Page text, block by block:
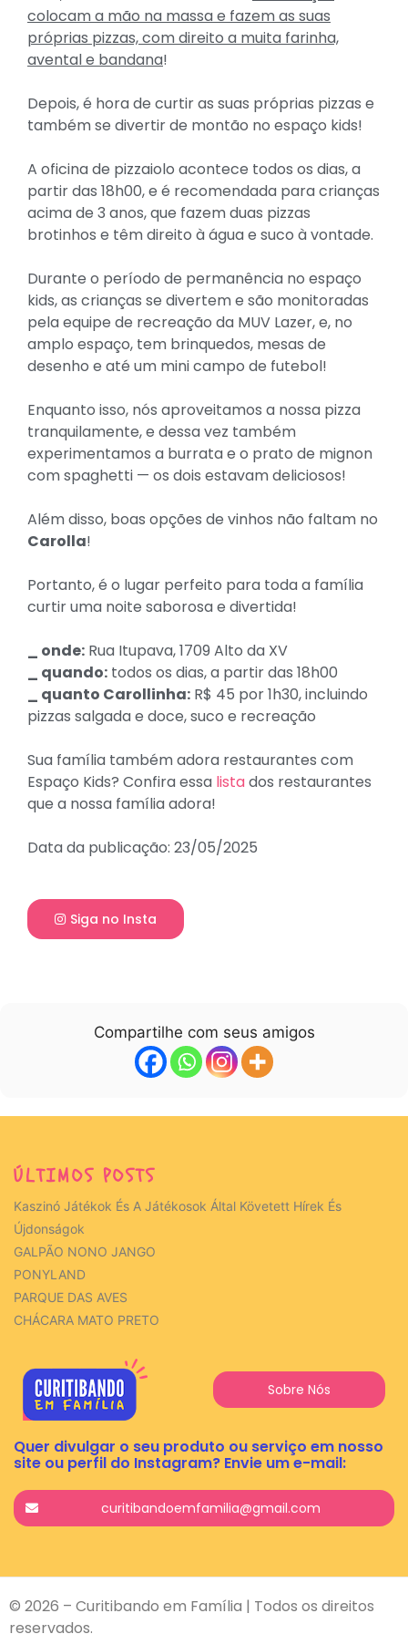
colocam a mão na massa e fazem as suas
próprias pizzas, com direito a muita farinha,
avental e bandana!
Depois, é hora de curtir as suas próprias pizzas e
também se divertir de montão no espaço kids!
A oficina de pizzaiolo acontece todos os dias, a
partir das 18h00, e é recomendada para crianças
acima de 3 anos, que fazem duas pizzas
brotinhos e têm direito à água e suco à vontade.
Durante o período de permanência no espaço
kids, as crianças se divertem e são monitoradas
pela equipe de recreação da MUV Lazer, e, no
amplo espaço, tem brinquedos, mesas de
desenho e até um mini campo de futebol!
Enquanto isso, nós aproveitamos a nossa pizza
tranquilamente, e dessa vez também
experimentamos a burrata e o prato de mignon
com spaghetti — os dois estavam deliciosos!
Além disso, boas opções de vinhos não faltam no
Carolla!
Portanto, é o lugar perfeito para toda a família
curtir uma noite saborosa e divertida!
_ onde: Rua Itupava, 1709 Alto da XV
_ quando: todos os dias, a partir das 18h00
_ quanto Carollinha: R$ 45 por 1h30, incluindo
pizzas salgada e doce, suco e recreação
Sua família também adora restaurantes com
Espaço Kids? Confira essa listados restaurantes
que a nossa família adora!
Data da publicação: 23/05/2025
Siga no Insta
Compartilhe com seus amigos
ÚLTIMOS POSTS
Kaszinó Játékok És A Játékosok Által Követett Hírek És
Újdonságok
GALPÃO NONO JANGO
PONYLAND
PARQUE DAS AVES
CHÁCARA MATO PRETO
Sobre Nós
Quer divulgar o seu produto ou serviço em nosso
site ou perfil do Instagram? Envie um e-mail:
curitibandoemfamilia@gmail.com
© 2026 – Curitibando em Família | Todos os direitos
reservados.